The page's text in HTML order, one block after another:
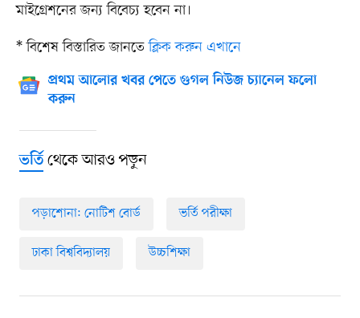
মাইগ্রেশনের জন্য বিবেচ্য হবেন না।
* বিশেষ বিস্তারিত জানতেক্লিক করুন এখানে
প্রথম আলোর খবর পেতে গুগল নিউজ চ্যানেল ফলো
করুন
ভর্তিথেকে আরও পড়ুন
পড়াশোনা: নোটিশ বোর্ড ভর্তি পরীক্ষা
ঢাকা বিশ্ববিদ্যালয় উচ্চশিক্ষা